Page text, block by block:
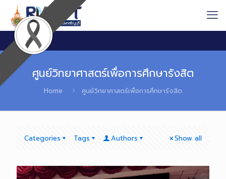
ศูนย์วิทยาศาสตร์เพื่อการศึกษารังสิต
Home ศูนย์วิทยาศาสตร์เพื่อการศึกษารังสิต
Categories Tags Authors Show all